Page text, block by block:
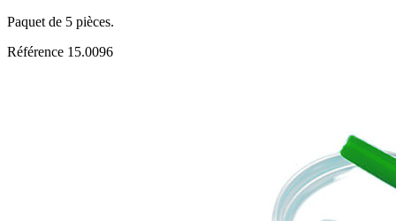
Paquet de 5 pièces.
Référence 15.0096